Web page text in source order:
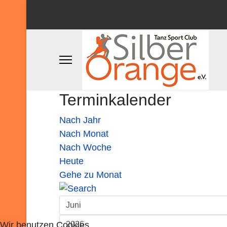
Terminkalender
Nach Jahr
Nach Monat
Nach Woche
Heute
Gehe zu Monat
Wir benutzen Cookies